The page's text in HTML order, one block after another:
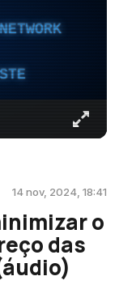
14 nov, 2024, 18:41
o
das